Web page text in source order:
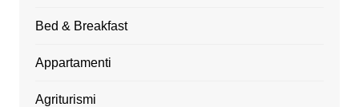
Bed & Breakfast
Appartamenti
Agriturismi